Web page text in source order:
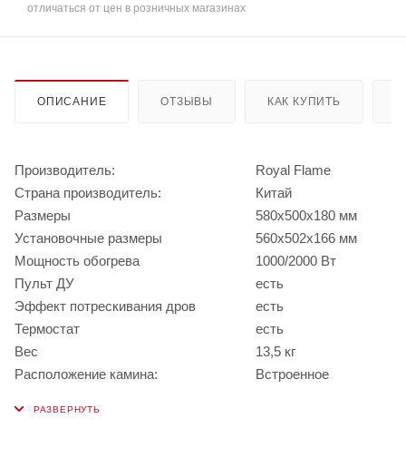
отличаться от цен в розничных магазинах
ОПИСАНИЕ ОТЗЫВЫ КАК КУПИТЬ
Производитель:
Royal Flame
Страна производитель:
Китай
Размеры
580x500x180 мм
Установочные размеры
560х502х166 мм
Мощность обогрева
1000/2000 Вт
Пульт ДУ
есть
Эффект потрескивания дров
есть
Термостат
есть
Вес
13,5 кг
Расположение камина:
Встроенное